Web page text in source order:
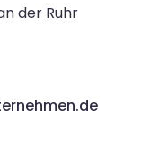
der Ruhr